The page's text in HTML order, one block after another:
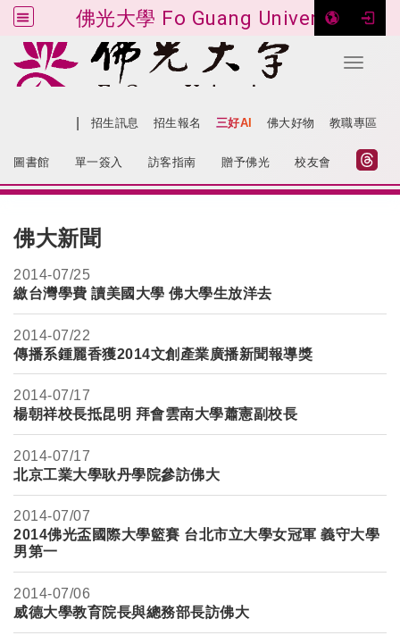
佛光大學 Fo Guang University
Toggle
跳到主要內容
招生訊息 招生報名 三好AI 佛大好物 教職專區
圖書館 單一簽入 訪客指南 贈予佛光 校友會
佛大新聞
2014-07/25
繳台灣學費 讀美國大學 佛大學生放洋去
2014-07/22
傳播系鍾麗香獲2014文創產業廣播新聞報導獎
2014-07/17
楊朝祥校長抵昆明 拜會雲南大學蕭憲副校長
2014-07/17
北京工業大學耿丹學院參訪佛大
2014-07/07
2014佛光盃國際大學籃賽 台北市立大學女冠軍 義守大學
男第一
2014-07/06
威德大學教育院長與總務部長訪佛大